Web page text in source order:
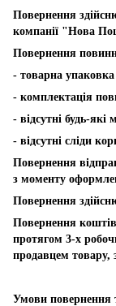
Повернення
компанії "Нова
Повернення
- товарна
- комплектація
- відсутні будь-
- відсутні сліди
Повернення
з моменту
Повернення
Повернення
протягом 3-х
продавцем товару,
Умови повернення